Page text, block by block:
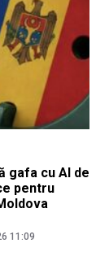
gafa cu AI de
pentru
11:09